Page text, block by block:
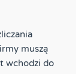
muszą
wchodzi do